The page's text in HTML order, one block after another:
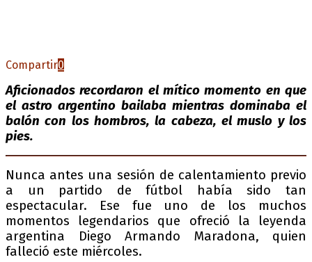
Compartir0
Aficionados recordaron el mítico momento en que
el astro argentino bailaba mientras dominaba el
balón con los hombros, la cabeza, el muslo y los
pies.
Nunca antes una sesión de calentamiento previo
a un partido de fútbol había sido tan
espectacular. Ese fue uno de los muchos
momentos legendarios que ofreció la leyenda
argentina Diego Armando Maradona, quien
falleció este miércoles.